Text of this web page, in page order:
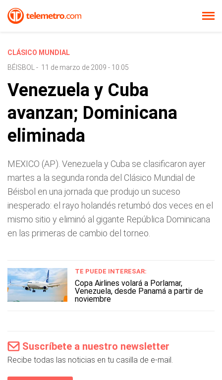
CLÁSICO MUNDIAL
BÉISBOL
- 11 de marzo de 2009 - 10:05
Venezuela y Cuba
avanzan; Dominicana
eliminada
MEXICO (AP). Venezuela y Cuba se clasificaron ayer
martes a la segunda ronda del Clásico Mundial de
Béisbol en una jornada que produjo un suceso
inesperado: el rayo holandés retumbó dos veces en el
mismo sitio y eliminó al gigante República Dominicana
en las primeras de cambio del torneo.
TE PUEDE INTERESAR:
Copa Airlines volará a Porlamar,
Venezuela, desde Panamá a partir de
noviembre
Suscríbete a nuestro newsletter
Recibe todas las noticias en tu casilla de e-mail.